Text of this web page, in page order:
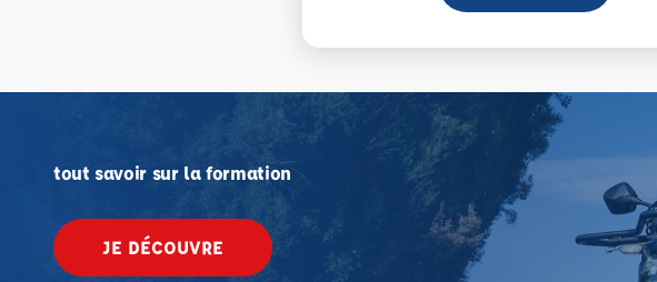
tout savoir sur la formation
JE DÉCOUVRE